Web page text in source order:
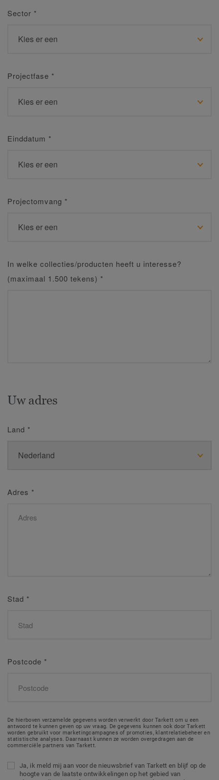
Sector *
Projectfase *
Einddatum *
Projectomvang *
In welke collecties/producten heeft u interesse?
(maximaal 1.500 tekens) *
Uw adres
Land *
Adres *
Stad *
Postcode *
De hierboven verzamelde gegevens worden verwerkt door Tarkett om u een
antwoord te kunnen geven op uw vraag. De gegevens kunnen ook door Tarkett
worden gebruikt voor marketingcampagnes of promoties, klantrelatiebeheer en
statistische analyses. Daarnaast kunnen ze worden overgedragen aan de
commerciële partners van Tarkett.
Ja, ik meld mij aan voor de nieuwsbrief van Tarkett en blijf op de
hoogte van de laatste ontwikkelingen op het gebied van